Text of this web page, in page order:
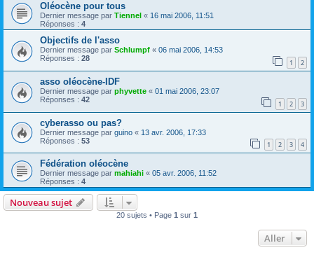
Oléocène pour tous
Dernier message par Tiennel « 16 mai 2006, 11:51
Réponses : 4
Objectifs de l'asso
Dernier message par Schlumpf « 06 mai 2006, 14:53
Réponses : 28 1 2
asso oléocène-IDF
Dernier message par phyvette « 01 mai 2006, 23:07
Réponses : 42 1 2 3
cyberasso ou pas?
Dernier message par guino « 13 avr. 2006, 17:33
Réponses : 53 1 2 3 4
Fédération oléocène
Dernier message par mahiahi « 05 avr. 2006, 11:52
Réponses : 4
Nouveau sujet
20 sujets • Page 1 sur 1
Aller